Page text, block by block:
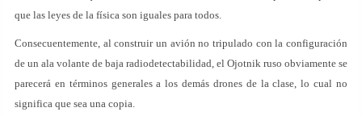
que las leyes de la física son iguales para todos.
Consecuentemente, al construir un avión no tripulado con la configuración
de un ala volante de baja radiodetectabilidad, el Ojotnik ruso obviamente se
parecerá en términos generales a los demás drones de la clase, lo cual no
significa que sea una copia.